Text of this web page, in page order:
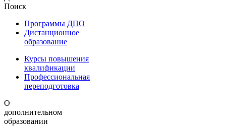
Поиск
Программы ДПО
Дистанционное
образование
Курсы повышения
квалификации
Профессиональная
переподготовка
О
дополнительном
образовании